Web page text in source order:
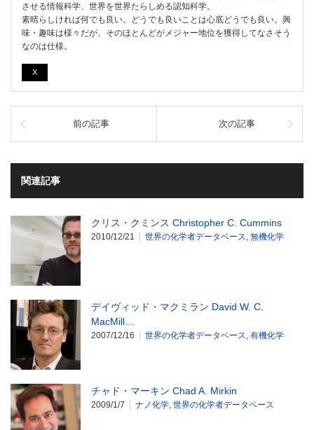
させる情報科学、世界を世界たらしめる認知科学。
素晴らしければ何でも良い。どうでも良いことは心底どうでも良い。興
味・趣味は様々だが、そのほとんどがメジャー地位を獲得してなさそう
なのは仕様。
X
前の記事 次の記事
関連記事
クリス・クミンス Christopher C. Cummins
2010/12/21 世界の化学者データベース 無機化学
デイヴィッド・マクミラン David W. C.
MacMill…
2007/12/16 世界の化学者データベース 有機化学
チャド・マーキン Chad A. Mirkin
2009/1/7 ナノ化学 世界の化学者データベース